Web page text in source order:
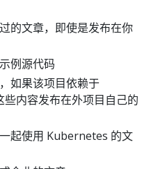
的文章，即使是发布在你
例源代码
如果该项目依赖于
内容发布在外项目自己的
起使用 Kubernetes 的文